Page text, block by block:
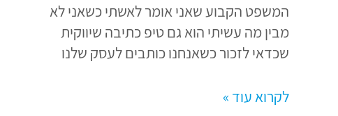
המשפט הקבוע שאני אומר לאשתי כשאני לא
מבין מה עשיתי הוא גם טיפ כתיבה שיווקית
שכדאי לזכור כשאנחנו כותבים לעסק שלנו
לקרוא עוד »